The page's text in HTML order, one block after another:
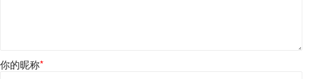
你的昵称*